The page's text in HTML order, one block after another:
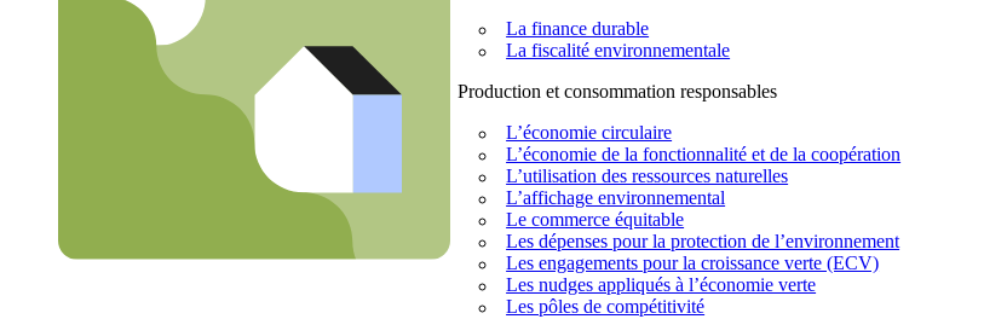
La finance durable
La fiscalité environnementale
Production et consommation responsables
L’économie circulaire
L’économie de la fonctionnalité et de la coopération
L’utilisation des ressources naturelles
L’affichage environnemental
Le commerce équitable
Les dépenses pour la protection de l’environnement
Les engagements pour la croissance verte (ECV)
Les nudges appliqués à l’économie verte
Les pôles de compétitivité